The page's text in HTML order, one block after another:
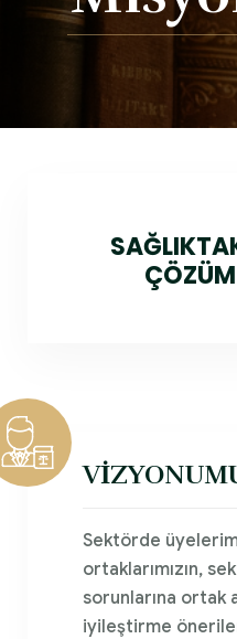
Sektörde
ortaklarımızın,
sorunlarına ortak
iyileştirme